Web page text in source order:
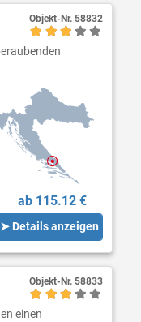
ab 115.12 €
➤ Details anzeigen
Objekt-Nr. 58832
einen
Objekt-Nr. 58833